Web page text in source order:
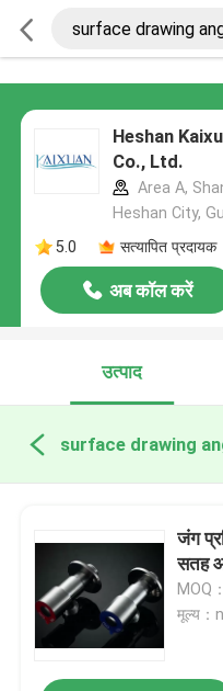
Heshan
Co., Ltd.
Area A,
Heshan City,
5.0
सत्यापित प्रदायक
अब कॉल करें
उत्पाद
जंग
सतह
MOQ
मूल्य：